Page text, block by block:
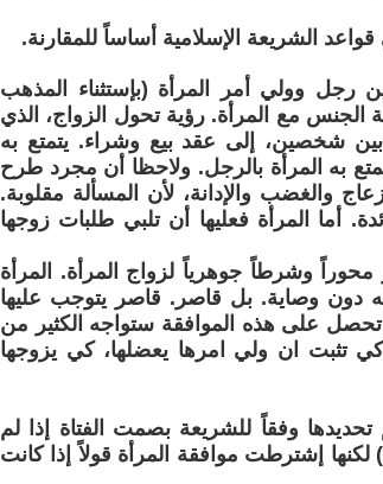
الشريعة الإسلامية أساساً للمقارنة.
رجل وولي أمر المرأة (بإستثناء المذهب
مع المرأة. رؤية تحول الزواج، الذي
شخصين، إلى عقد بيع وشراء. يتمتع به
به المرأة بالرجل. ولاحظا أن مجرد طرح
والغضب والإدانة، لأن المسألة مقلوبة.
أما المرأة فعليها أن تلبي طلبات زوجها
وشرطاً جوهرياً لزواج المرأة. المرأة
دون وصاية. بل قاصر. قاصر يتوجب عليها
على هذه الموافقة ستواجه الكثير من
تثبت ان ولي امرها يعضلها، كي يزوجها
وفقاً للشريعة بصمت الفتاة إذا لم
إشترطت موافقة المرأة قولاً إذا كانت